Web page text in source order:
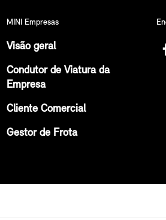
MINI Empresas
Visão geral
Condutor de Viatura da
Empresa
Cliente Comercial
Gestor de Frota